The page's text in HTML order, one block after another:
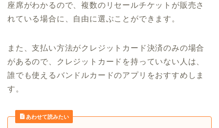
座席がわかるので、複数のリセールチケットが販売さ
れている場合に、自由に選ぶことができます。
また、支払い方法がクレジットカード決済のみの場合
があるので、クレジットカードを持っていない人は、
誰でも使えるバンドルカードのアプリをおすすめしま
す。
あわせて読みたい